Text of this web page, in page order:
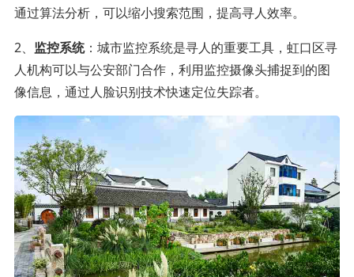
通过算法分析，可以缩小搜索范围，提高寻人效率。
2、 监控系统：城市监控系统是寻人的重要工具，虹口区寻
人机构可以与公安部门合作，利用监控摄像头捕捉到的图
像信息，通过人脸识别技术快速定位失踪者。